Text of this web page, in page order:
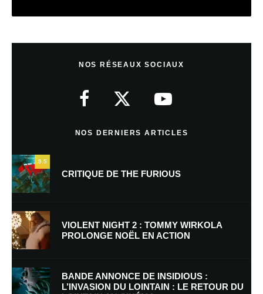
Nom*
NOS RÉSEAUX SOCIAUX
NOS DERNIERS ARTICLES
9.5
CRITIQUE DE THE FURIOUS
VIOLENT NIGHT 2 : TOMMY WIRKOLA
PROLONGE NOËL EN ACTION
BANDE ANNONCE DE INSIDIOUS :
L’INVASION DU LOINTAIN : LE RETOUR DU